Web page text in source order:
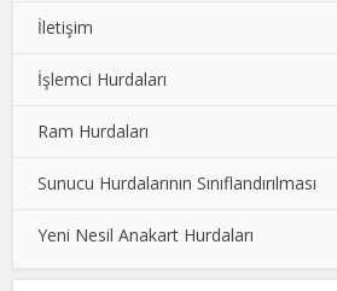
İletişim
İşlemci Hurdaları
Ram Hurdaları
Sunucu Hurdalarının Sınıflandırılması
Yeni Nesil Anakart Hurdaları